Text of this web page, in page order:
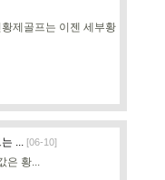
제골프는 이젠 세부황
... [06-10]
은 황...